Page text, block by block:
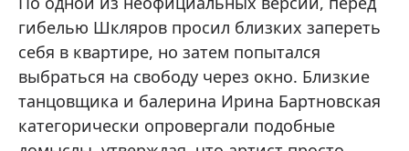
гибелью Шкляров просил близких запереть
себя в квартире, но затем попытался
выбраться на свободу через окно. Близкие
танцовщика и балерина Ирина Бартновская
категорически опровергали подобные